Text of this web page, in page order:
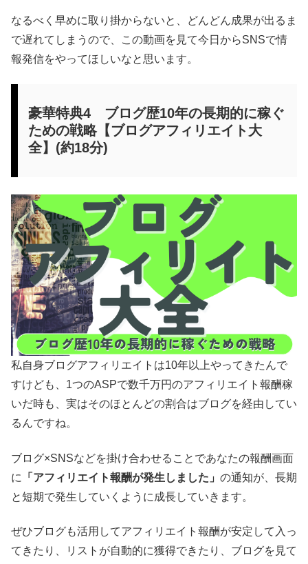
なるべく早めに取り掛からないと、どんどん成果が出るま
で遅れてしまうので、この動画を見て今日からSNSで情
報発信をやってほしいなと思います。
豪華特典4 ブログ歴10年の長期的に稼ぐ
ための戦略【ブログアフィリエイト大
全】(約18分)
私自身ブログアフィリエイトは10年以上やってきたんで
すけども、1つのASPで数千万円のアフィリエイト報酬稼
いだ時も、実はそのほとんどの割合はブログを経由してい
るんですね。
ブログ×SNSなどを掛け合わせることであなたの報酬画面
に
「アフィリエイト報酬が発生しました」 の通知が、長期
と短期で発生していくように成長していきます。
ぜひブログも活用してアフィリエイト報酬が安定して入っ
てきたり、リストが自動的に獲得できたり、ブログを見て